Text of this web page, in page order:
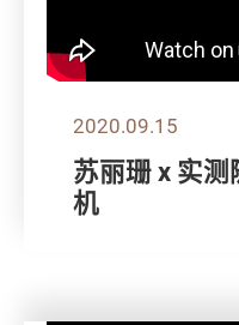
2020.09.15
苏丽珊 x 实
机